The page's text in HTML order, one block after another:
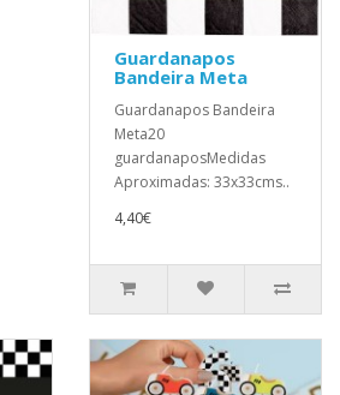
Guardanapos
Bandeira Meta
Guardanapos Bandeira
Meta20
guardanaposMedidas
Aproximadas: 33x33cms..
4,40€